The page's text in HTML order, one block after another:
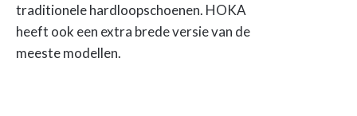
traditionele hardloopschoenen. HOKA
heeft ook een extra brede versie van de
meeste modellen.